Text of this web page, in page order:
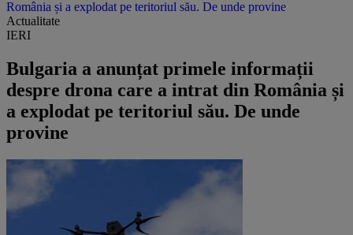
România și a explodat pe teritoriul său. De unde provine
Actualitate
IERI
Bulgaria a anunțat primele informații
despre drona care a intrat din România și
a explodat pe teritoriul său. De unde
provine